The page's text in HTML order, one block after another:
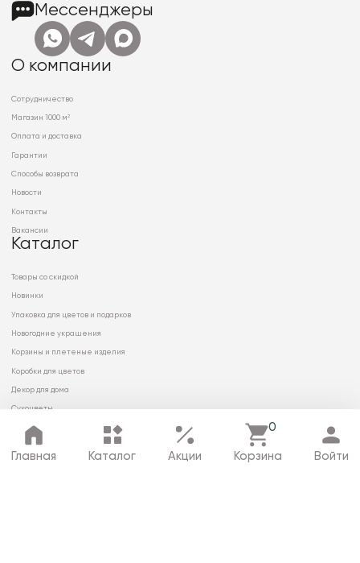
Главная Каталог Акции
0
Корзина Войти
Мессенджеры
О компании
Сотрудничество
Магазин 1000 м²
Оплата и доставка
Гарантии
Способы возврата
Новости
Контакты
Вакансии
Каталог
Товары со скидкой
Новинки
Упаковка для цветов и подарков
Новогодние украшения
Корзины и плетеные изделия
Коробки для цветов
Декор для дома
Сухоцветы
© 2026 ООО «МИРРЭЙ»